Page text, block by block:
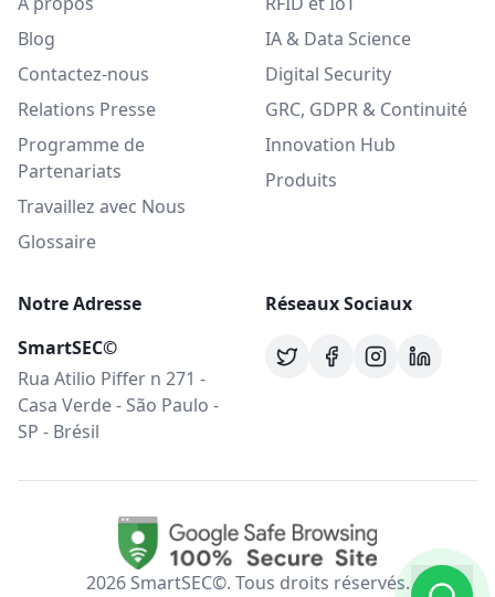
Blog
Contactez-nous
Relations Presse
Programme de
Partenariats
Travaillez avec Nous
Glossaire
IA & Data Science
Digital Security
GRC, GDPR & Continuité
Innovation Hub
Produits
Notre Adresse
SmartSEC©
Rua Atilio Piffer n 271 -
Casa Verde - São Paulo -
SP - Brésil
Réseaux Sociaux
2026SmartSEC©. Tous droits réservés.